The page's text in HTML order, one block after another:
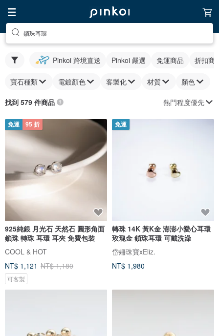
鎖珠耳環
Pinkoi 跨境直送 Pinkoi 嚴選 免運商品 折扣商
寶石種類 電鍍顏色 客製化 材質 顏色
找到 579 件商品 熱門程度優先
免運 95 折
925純銀 月光石 天然石 圓形角面
鎖珠 轉珠 耳環 耳夾 免費包裝
COOL & HOT
NT$ 1,121 NT$ 1,180
可客製
免運
轉珠 14K 黃K金 澎澎小愛心耳環
玫瑰金 鎖珠耳環 可戴洗澡
岱姍珠寶xEliz.
NT$ 1,980